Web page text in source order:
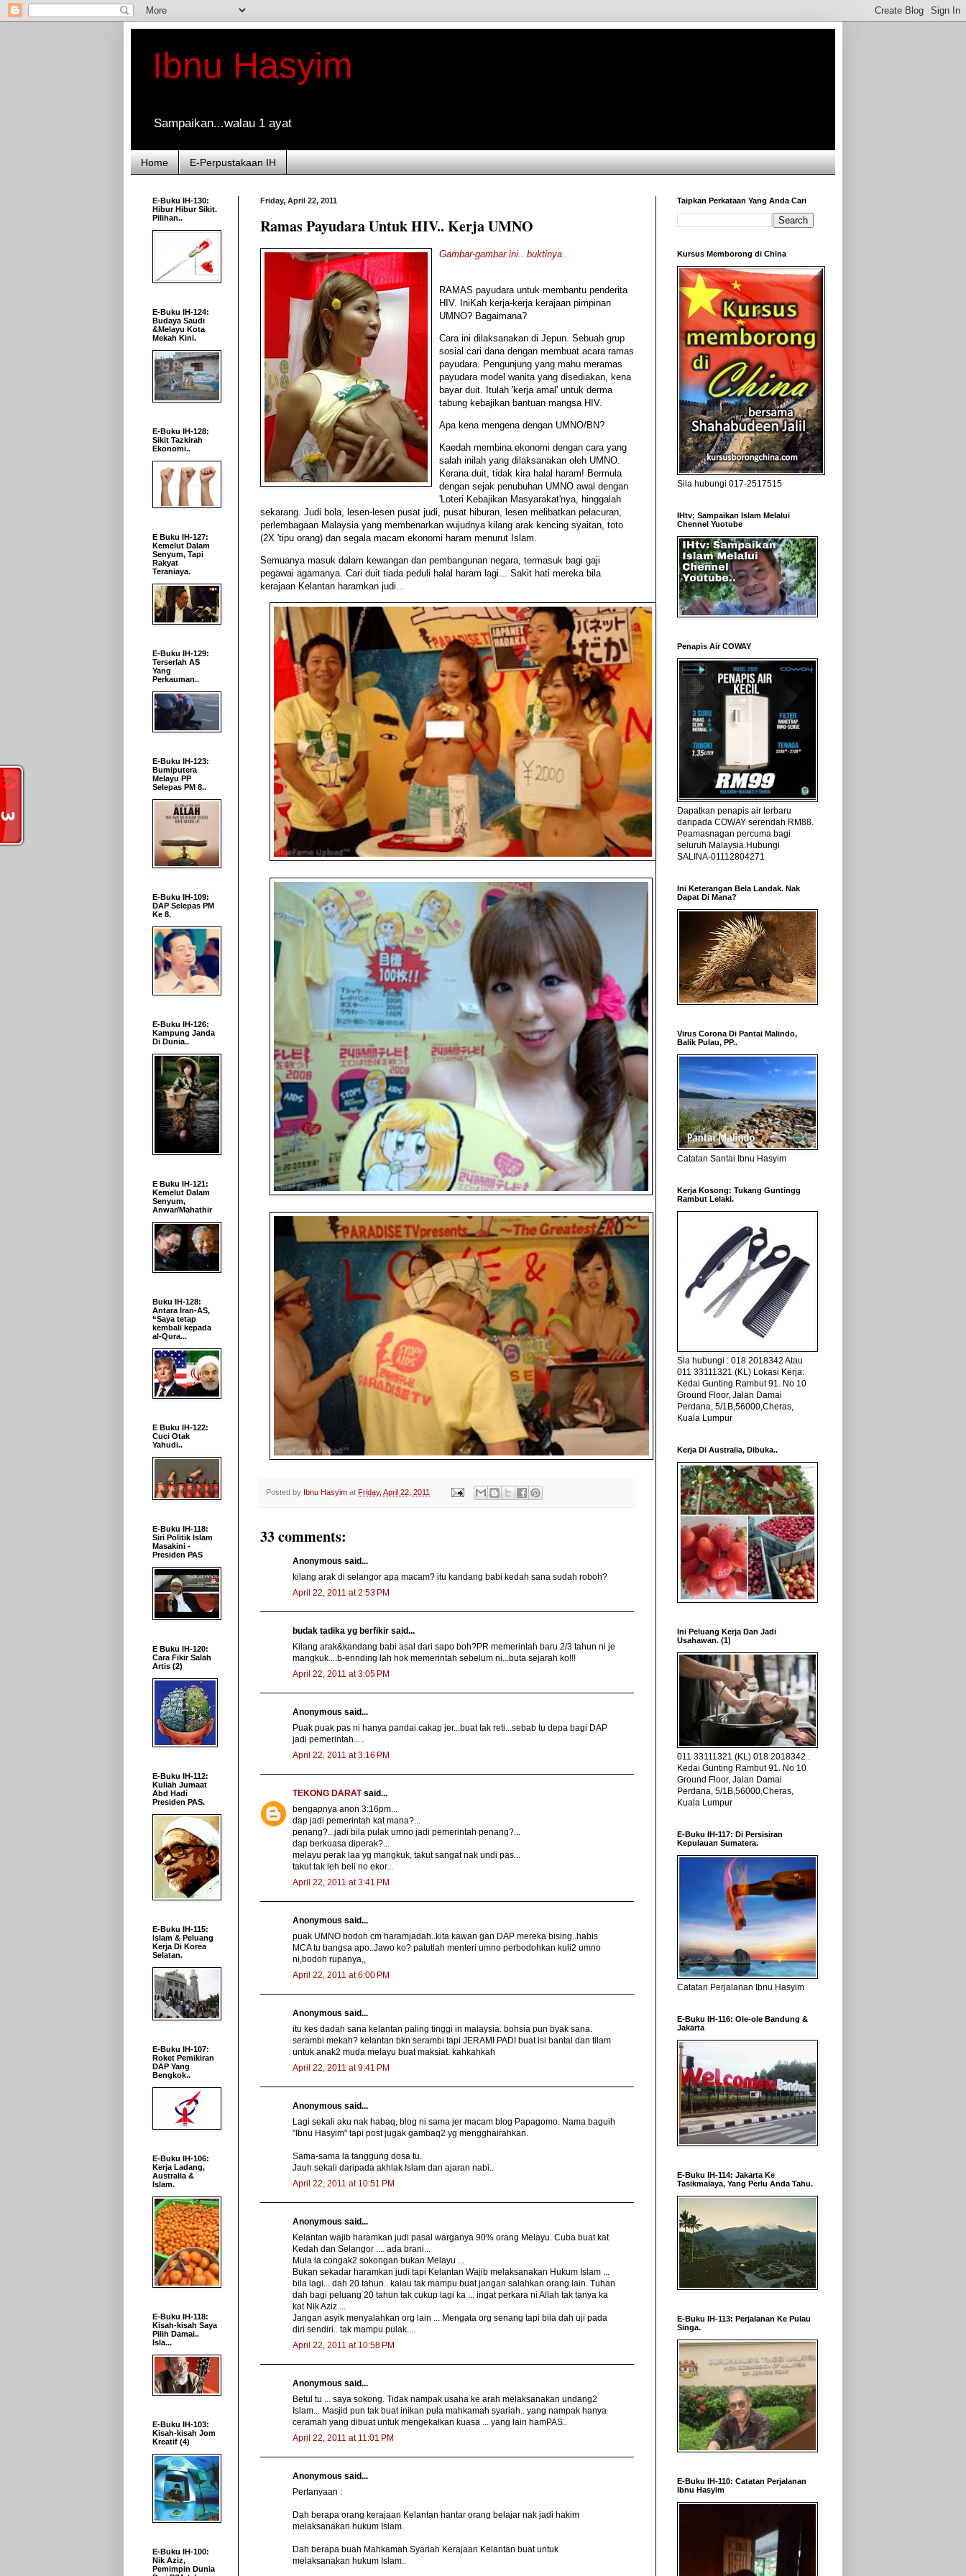
Ibnu Hasyim
Sampaikan...walau 1 ayat
Home E-Perpustakaan IH
Friday, April 22, 2011
Ramas Payudara Untuk HIV.. Kerja UMNO
Gambar-gambar ini.. buktinya..
RAMAS payudara untuk membantu penderita
HIV. IniKah kerja-kerja kerajaan pimpinan
UMNO? Bagaimana?
Cara ini dilaksanakan di Jepun. Sebuah grup
sosial cari dana dengan membuat acara ramas
payudara. Pengunjung yang mahu meramas
payudara model wanita yang disediakan, kena
bayar duit. Itulah 'kerja amal' untuk derma
tabung kebajikan bantuan mangsa HIV.
Apa kena mengena dengan UMNO/BN?
Kaedah membina ekonomi dengan cara yang
salah inilah yang dilaksanakan oleh UMNO.
Kerana duit, tidak kira halal haram! Bermula
dengan sejak penubuhan UMNO awal dengan
'Loteri Kebajikan Masyarakat'nya, hinggalah
sekarang. Judi bola, lesen-lesen pusat judi, pusat hiburan, lesen melibatkan pelacuran,
perlembagaan Malaysia yang membenarkan wujudnya kilang arak kencing syaitan, toto
(2X 'tipu orang) dan segala macam ekonomi haram menurut Islam.
Semuanya masuk dalam kewangan dan pembangunan negara, termasuk bagi gaji
pegawai agamanya. Cari duit tiada peduli halal haram lagi... Sakit hati mereka bila
kerajaan Kelantan haramkan judi...
Posted by Ibnu Hasyim at Friday, April 22, 2011
33 comments:
Anonymous said...
kilang arak di selangor apa macam? itu kandang babi kedah sana sudah roboh?
April 22, 2011 at 2:53 PM
budak tadika yg berfikir said...
Kilang arak&kandang babi asal dari sapo boh?PR memerintah baru 2/3 tahun ni je
mangkuk....b-ennding lah hok memerintah sebelum ni...buta sejarah ko!!!
April 22, 2011 at 3:05 PM
Anonymous said...
Puak puak pas ni hanya pandai cakap jer...buat tak reti...sebab tu depa bagi DAP
jadi pemerintah.....
April 22, 2011 at 3:16 PM
TEKONG DARATsaid...
bengapnya anon 3:16pm...
dap jadi pemerintah kat mana?...
penang?...jadi bila pulak umno jadi pemerintah penang?...
dap berkuasa diperak?...
melayu perak laa yg mangkuk, takut sangat nak undi pas...
takut tak leh beli no ekor...
April 22, 2011 at 3:41 PM
Anonymous said...
puak UMNO bodoh cm haramjadah..kita kawan gan DAP mereka bising..habis
MCA tu bangsa apo..Jawo ko? patutlah menteri umno perbodohkan kuli2 umno
ni,bodoh rupanya,,
April 22, 2011 at 6:00 PM
Anonymous said...
itu kes dadah sana kelantan paling tinggi in malaysia. bohsia pun byak sana.
serambi mekah? kelantan bkn serambi tapi JERAMI PADI buat isi bantal dan tilam
untuk anak2 muda melayu buat maksiat. kahkahkah
April 22, 2011 at 9:41 PM
Anonymous said...
Lagi sekali aku nak habaq, blog ni sama jer macam blog Papagomo. Nama baguih
"Ibnu Hasyim" tapi post jugak gambaq2 yg mengghairahkan.
Sama-sama la tanggung dosa tu.
Jauh sekali daripada akhlak Islam dan ajaran nabi..
April 22, 2011 at 10:51 PM
Anonymous said...
Kelantan wajib haramkan judi pasal warganya 90% orang Melayu. Cuba buat kat
Kedah dan Selangor .... ada brani...
Mula la congak2 sokongan bukan Melayu ...
Bukan sekadar haramkan judi tapi Kelantan Wajib melaksanakan Hukum Islam ...
bila lagi... dah 20 tahun.. kalau tak mampu buat jangan salahkan orang lain. Tuhan
dah bagi peluang 20 tahun tak cukup lagi ka ... ingat perkara ni Allah tak tanya ka
kat Nik Aziz ...
Jangan asyik menyalahkan org lain ... Mengata org senang tapi bila dah uji pada
diri sendiri.. tak mampu pulak....
April 22, 2011 at 10:58 PM
Anonymous said...
Betul tu ... saya sokong. Tidak nampak usaha ke arah melaksanakan undang2
Islam... Masjid pun tak buat inikan pula mahkamah syariah.. yang nampak hanya
ceramah yang dibuat untuk mengekalkan kuasa ... yang lain hamPAS..
April 22, 2011 at 11:01 PM
Anonymous said...
Pertanyaan :
Dah berapa orang kerajaan Kelantan hantar orang belajar nak jadi hakim
melaksanakan hukum Islam.
Dah berapa buah Mahkamah Syariah Kerajaan Kelantan buat untuk
melaksanakan hukum Islam..
E-Buku IH-130:
Hibur Hibur Sikit.
Pilihan..
E-Buku IH-124:
Budaya Saudi
&Melayu Kota
Mekah Kini.
E-Buku IH-128:
Sikit Tazkirah
Ekonomi..
E Buku IH-127:
Kemelut Dalam
Senyum, Tapi
Rakyat
Teraniaya.
E-Buku IH-129:
Terserlah AS
Yang
Perkauman..
E-Buku IH-123:
Bumiputera
Melayu PP
Selepas PM 8..
E-Buku IH-109:
DAP Selepas PM
Ke 8.
E-Buku IH-126:
Kampung Janda
Di Dunia..
E Buku IH-121:
Kemelut Dalam
Senyum,
Anwar/Mahathir
Buku IH-128:
Antara Iran-AS,
“Saya tetap
kembali kepada
al-Qura...
E Buku IH-122:
Cuci Otak
Yahudi..
E-Buku IH-118:
Siri Politik Islam
Masakini -
Presiden PAS
E Buku IH-120:
Cara Fikir Salah
Artis (2)
E-Buku IH-112:
Kuliah Jumaat
Abd Hadi
Presiden PAS.
E-Buku IH-115:
Islam & Peluang
Kerja Di Korea
Selatan.
E-Buku IH-107:
Roket Pemikiran
DAP Yang
Bengkok..
E-Buku IH-106:
Kerja Ladang,
Australia &
Islam.
E-Buku IH-118:
Kisah-kisah Saya
Pilih Damai..
Isla...
E-Buku IH-103:
Kisah-kisah Jom
Kreatif (4)
E-Buku IH-100:
Nik Aziz,
Pemimpin Dunia
Taipkan Perkataan Yang Anda Cari
Kursus Memborong di China
Sila hubungi 017-2517515
IHtv; Sampaikan Islam Melalui
Chennel Yuotube
Penapis Air COWAY
Dapatkan penapis air terbaru
daripada COWAY serendah RM88.
Peamasnagan percuma bagi
seluruh Malaysia.Hubungi
SALINA-01112804271
Ini Keterangan Bela Landak. Nak
Dapat Di Mana?
Virus Corona Di Pantai Malindo,
Balik Pulau, PP..
Catatan Santai Ibnu Hasyim
Kerja Kosong: Tukang Guntingg
Rambut Lelaki.
Sla hubungi : 018 2018342 Atau
011 33111321 (KL) Lokasi Kerja:
Kedai Gunting Rambut 91. No 10
Ground Floor, Jalan Damai
Perdana, 5/1B,56000,Cheras,
Kuala Lumpur
Kerja Di Australia, Dibuka..
Ini Peluang Kerja Dan Jadi
Usahawan. (1)
011 33111321 (KL) 018 2018342 .
Kedai Gunting Rambut 91. No 10
Ground Floor, Jalan Damai
Perdana, 5/1B,56000,Cheras,
Kuala Lumpur
E-Buku IH-117: Di Persisiran
Kepulauan Sumatera.
Catatan Perjalanan Ibnu Hasyim
E-Buku IH-116: Ole-ole Bandung &
Jakarta
E-Buku IH-114: Jakarta Ke
Tasikmalaya, Yang Perlu Anda Tahu.
E-Buku IH-113: Perjalanan Ke Pulau
Singa.
E-Buku IH-110: Catatan Perjalanan
Ibnu Hasyim